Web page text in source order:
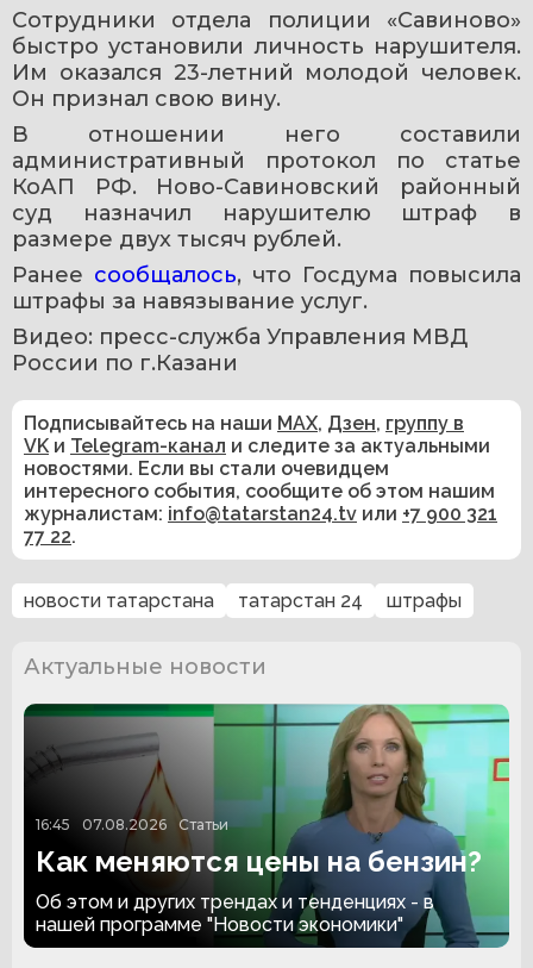
Сотрудники отдела полиции «Савиново»
быстро установили личность нарушителя.
Им оказался 23-летний молодой человек.
Он признал свою вину.
В отношении него составили
административный протокол по статье
КоАП РФ. Ново-Савиновский районный
суд назначил нарушителю штраф в
размере двух тысяч рублей.
Ранее сообщалось, что Госдума повысила
штрафы за навязывание услуг.
Видео: пресс-служба Управления МВД
России по г.Казани
Подписывайтесь на наши MAX, Дзен, группу в
VK и Telegram-канал и следите за актуальными
новостями. Если вы стали очевидцем
интересного события, сообщите об этом нашим
журналистам: info@tatarstan24.tv или +7 900 321
77 22.
новости татарстана татарстан 24 штрафы
Актуальные новости
16:45 07.08.2026 Статьи
Как меняются цены на бензин?
Об этом и других трендах и тенденциях - в
нашей программе "Новости экономики"